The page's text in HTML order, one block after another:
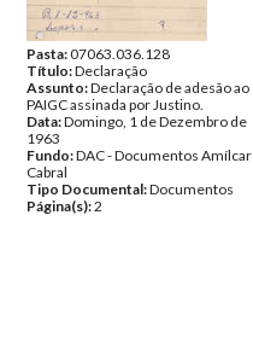
Pasta:07063.036.128
Título:Declaração
Assunto:Declaração de adesão ao
PAIGC assinada por Justino.
Data:Domingo, 1 de Dezembro de
1963
Fundo:DAC - Documentos Amílcar
Cabral
Tipo Documental:Documentos
Página(s):2